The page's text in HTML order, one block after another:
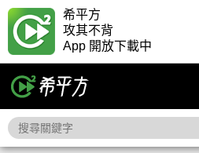
希平方
攻其不背
App 開放下載中